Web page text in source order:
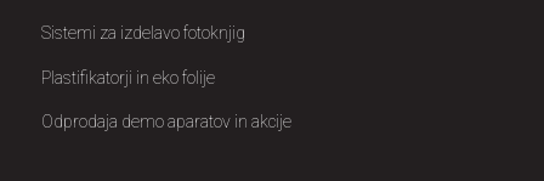
Sistemi za izdelavo fotoknjig
Plastifikatorji in eko folije
Odprodaja demo aparatov in akcije